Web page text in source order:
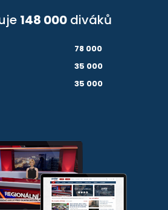
148 000 diváků
78 000
35 000
35 000